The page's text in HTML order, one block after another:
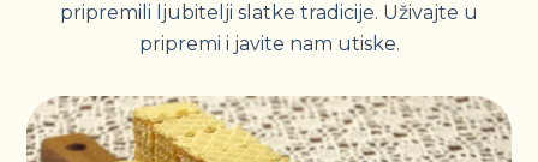
pripremili ljubitelji slatke tradicije. Uživajte u
pripremi i javite nam utiske.